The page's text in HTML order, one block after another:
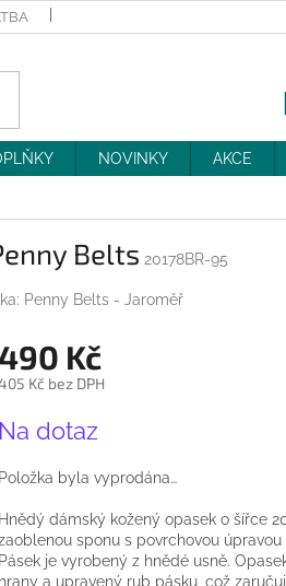
NOVINKY AKCE
Belts 20178BR-95
Penny Belts - Jaroměř
Kč
Kč bez DPH
cena:
Na dotaz
Položka byla vyprodána…
Hnědý dámský kožený opasek o šířce
sponu s povrchovou úpravou
Pásek je vyrobený z hnědé usně.
hrany a upravený rub pásku, což